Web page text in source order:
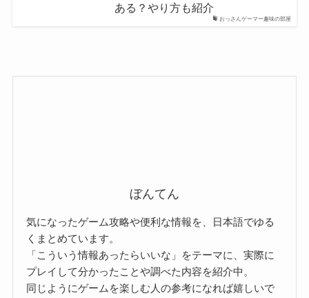
おっさんゲーマー趣味の部屋
ある？やり方も紹介
ぼんてん
気になったゲーム攻略や便利な情報を、日本語でゆる
くまとめています。
「こういう情報あったらいいな」をテーマに、実際に
プレイして分かったことや調べた内容を紹介中。
同じようにゲームを楽しむ人の参考になれば嬉しいで